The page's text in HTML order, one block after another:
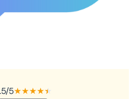
/5★★★★★
★